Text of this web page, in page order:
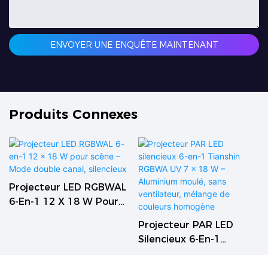
ENVOYER UNE ENQUÊTE MAINTENANT
Produits Connexes
Projecteur LED RGBWAL
6-En-1 12 X 18 W Pour
Projecteur PAR LED
Silencieux 6-En-1